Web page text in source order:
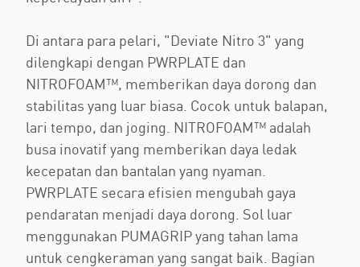
Di antara para pelari, "Deviate Nitro 3" yang
dilengkapi dengan PWRPLATE dan
NITROFOAM™, memberikan daya dorong dan
stabilitas yang luar biasa. Cocok untuk balapan,
lari tempo, dan joging. NITROFOAM™ adalah
busa inovatif yang memberikan daya ledak
kecepatan dan bantalan yang nyaman.
PWRPLATE secara efisien mengubah gaya
pendaratan menjadi daya dorong. Sol luar
menggunakan PUMAGRIP yang tahan lama
untuk cengkeraman yang sangat baik. Bagian